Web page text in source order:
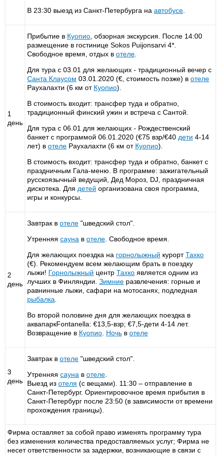
В 23:30 выезд из Санкт-Петербурга на автобусе
1
день
Прибытие в Куопио , обзорная экскурсия. После 14:00
размещение в гостинице Sokos Puijonsarvi 4*.
Свободное время, отдых в отеле
Для тура с 03.01 для желающих - традиционный вечер с
Санта Клаусом 03.01.2020 (€, стоимость позже) в отеле
Раухалахти (6 км от Куопио).
В стоимость входит: трансфер туда и обратно,
традиционный финский ужин и встреча с Сантой.
Для тура с 06.01 для желающих - Рождественский
банкет с программой 06.01.2020 (€75 взр/€40 дети 4-14
лет) в отеле Раухалахти (6 км от Куопио).
В стоимость входит: трансфер туда и обратно, банкет с
праздничным Гала-меню. В программе: зажигательный
русскоязычный ведущий, Дед Мороз, DJ, праздничная
дискотека. Для детей организована своя программа,
игры и конкурсы.
2
день
Завтрак в отеле "шведский стол".
Утренняя сауна в отеле . Свободное время.
Для желающих поездка на горнолыжный курортТахко
(€). Рекомендуем всем желающим брать в поездку
лыжи! Горнолыжный центр Тахко является одним из
лучших в Финляндии. Зимние развлечения: горные и
равнинные лыжи, сафари на мотосанях, подледная
рыбалка
Во второй половине дня для желающих поездка в
аквапаркFontanella: €13,5-взр; €7,5-дети 4-14 лет.
Возвращение в Куопио Ночь в отеле
3
день
Завтрак в отеле "шведский стол".
Утренняя сауна в отеле
Выезд из отеля (с вещами). 11:30 – отправление в
Санкт-Петербург. Ориентировочное время прибытия в
Санкт-Петербург после 23:50 (в зависимости от времени
прохождения границы).
Фирма оставляет за собой право изменять программу тура
без изменения количества предоставляемых услуг; Фирма не
несет ответственности за задержки, возникающие в связи с